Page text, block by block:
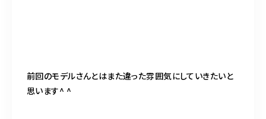
前回のモデルさんとはまた違った雰囲気にしていきたいと
思います^ ^